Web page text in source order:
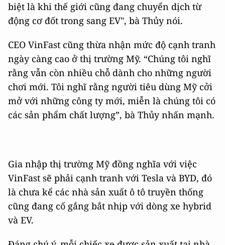
biệt là khi thế giới cũng đang chuyển dịch từ
động cơ đốt trong sang EV", bà Thủy nói.
CEO VinFast cũng thừa nhận mức độ cạnh tranh
ngày càng cao ở thị trường Mỹ. “Chúng tôi nghĩ
rằng vẫn còn nhiều chỗ dành cho những người
chơi mới. Tôi nghĩ rằng người tiêu dùng Mỹ cởi
mở với những công ty mới, miễn là chúng tôi có
các sản phẩm chất lượng”, bà Thủy nhấn mạnh.
Gia nhập thị trường Mỹ đồng nghĩa với việc
VinFast sẽ phải cạnh tranh với Tesla và BYD, đó
là chưa kể các nhà sản xuất ô tô truyền thống
cũng đang cố gắng bắt nhịp với dòng xe hybrid
và EV.